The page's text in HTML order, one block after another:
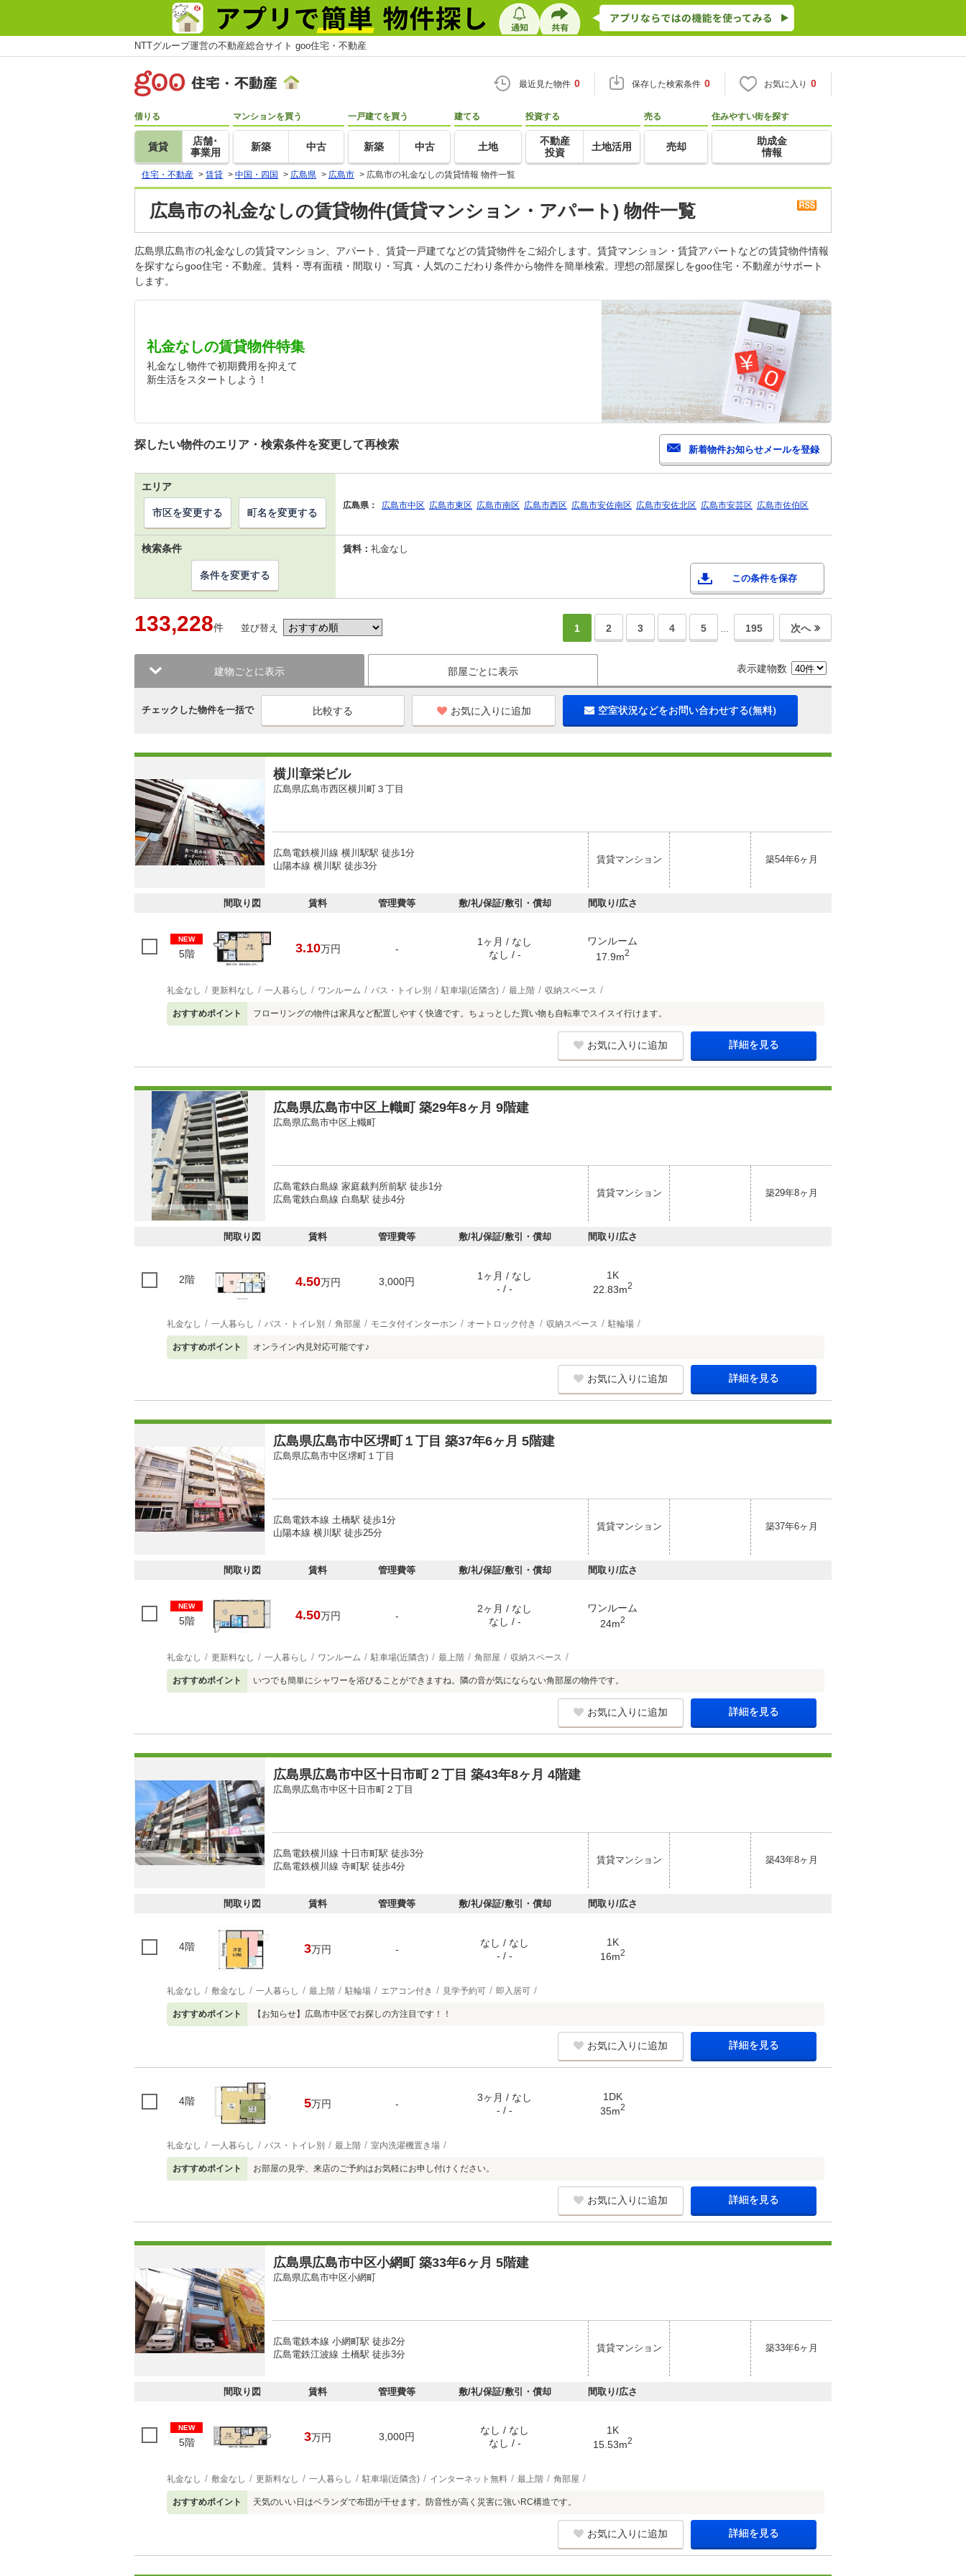
NTTグループ運営の不動産総合サイト goo住宅・不動産
最近見た物件 0 保存した検索条件 0 お気に入り 0
借りる
賃貸
店舗･
事業用
マンションを買う
新築 中古
一戸建てを買う
新築 中古
建てる
土地
投資する
不動産
投資
土地活用
売る
売却
住みやすい街を探す
助成金
情報
住宅・不動産 > 賃貸 > 中国・四国 > 広島県 > 広島市 > 広島市の礼金なしの賃貸情報 物件一覧
広島市の礼金なしの賃貸物件(賃貸マンション・アパート) 物件一覧
広島県広島市の礼金なしの賃貸マンション、アパート、賃貸一戸建てなどの賃貸物件をご紹介します。賃貸マンション・賃貸アパートなどの賃貸物件情報
を探すならgoo住宅・不動産。賃料・専有面積・間取り・写真・人気のこだわり条件から物件を簡単検索。理想の部屋探しをgoo住宅・不動産がサポート
します。
礼金なしの賃貸物件特集
礼金なし物件で初期費用を抑えて
新生活をスタートしよう！
探したい物件のエリア・検索条件を変更して再検索
エリア
広島県： 広島市中区 広島市東区 広島市南区 広島市西区 広島市安佐南区 広島市安佐北区 広島市安芸区 広島市佐伯区
市区を変更する 町名を変更する
検索条件 賃料： 礼金なし
この条件を保存
条件を変更する
133,228件 並び替え 1 2 3 4 5 … 195 次へ
建物ごとに表示 部屋ごとに表示 表示建物数
チェックした物件を一括で お気に入りに追加 空室状況などをお問い合わせする(無料)
横川章栄ビル
広島県広島市西区横川町３丁目
広島電鉄横川線 横川駅駅 徒歩1分
山陽本線 横川駅 徒歩3分
賃貸マンション 築54年6ヶ月
間取り図 賃料 管理費等 敷/礼/保証/敷引・償却 間取り/広さ
NEW
5階 3.10万円 -
1ヶ月 / なし
なし / -
ワンルーム
17.9m2
礼金なし 更新料なし 一人暮らし ワンルーム バス・トイレ別 駐車場(近隣含) 最上階 収納スペース
おすすめポイント フローリングの物件は家具など配置しやすく快適です。ちょっとした買い物も自転車でスイスイ行けます。
お気に入りに追加 詳細を見る
広島県広島市中区上幟町 築29年8ヶ月 9階建
広島県広島市中区上幟町
広島電鉄白島線 家庭裁判所前駅 徒歩1分
広島電鉄白島線 白島駅 徒歩4分
賃貸マンション 築29年8ヶ月
間取り図 賃料 管理費等 敷/礼/保証/敷引・償却 間取り/広さ
2階 4.50万円 3,000円
1ヶ月 / なし
- / -
1K
22.83m2
礼金なし 一人暮らし バス・トイレ別 角部屋 モニタ付インターホン オートロック付き 収納スペース 駐輪場
おすすめポイント オンライン内見対応可能です♪
お気に入りに追加 詳細を見る
広島県広島市中区堺町１丁目 築37年6ヶ月 5階建
広島県広島市中区堺町１丁目
広島電鉄本線 土橋駅 徒歩1分
山陽本線 横川駅 徒歩25分
賃貸マンション 築37年6ヶ月
間取り図 賃料 管理費等 敷/礼/保証/敷引・償却 間取り/広さ
NEW
5階 4.50万円 -
2ヶ月 / なし
なし / -
ワンルーム
24m2
礼金なし 更新料なし 一人暮らし ワンルーム 駐車場(近隣含) 最上階 角部屋 収納スペース
おすすめポイント いつでも簡単にシャワーを浴びることができますね。隣の音が気にならない角部屋の物件です。
お気に入りに追加 詳細を見る
広島県広島市中区十日市町２丁目 築43年8ヶ月 4階建
広島県広島市中区十日市町２丁目
広島電鉄横川線 十日市町駅 徒歩3分
広島電鉄横川線 寺町駅 徒歩4分
賃貸マンション 築43年8ヶ月
間取り図 賃料 管理費等 敷/礼/保証/敷引・償却 間取り/広さ
4階 3万円 -
なし / なし
- / -
1K
16m2
礼金なし 敷金なし 一人暮らし 最上階 駐輪場 エアコン付き 見学予約可 即入居可
おすすめポイント 【お知らせ】広島市中区でお探しの方注目です！！
お気に入りに追加 詳細を見る
4階 5万円 -
3ヶ月 / なし
- / -
1DK
35m2
礼金なし 一人暮らし バス・トイレ別 最上階 室内洗濯機置き場
おすすめポイント お部屋の見学、来店のご予約はお気軽にお申し付けください。
お気に入りに追加 詳細を見る
広島県広島市中区小網町 築33年6ヶ月 5階建
広島県広島市中区小網町
広島電鉄本線 小網町駅 徒歩2分
広島電鉄江波線 土橋駅 徒歩3分
賃貸マンション 築33年6ヶ月
間取り図 賃料 管理費等 敷/礼/保証/敷引・償却 間取り/広さ
NEW
5階 3万円 3,000円
なし / なし
なし / -
1K
15.53m2
礼金なし 敷金なし 更新料なし 一人暮らし 駐車場(近隣含) インターネット無料 最上階 角部屋
おすすめポイント 天気のいい日はベランダで布団が干せます。防音性が高く災害に強いRC構造です。
お気に入りに追加 詳細を見る